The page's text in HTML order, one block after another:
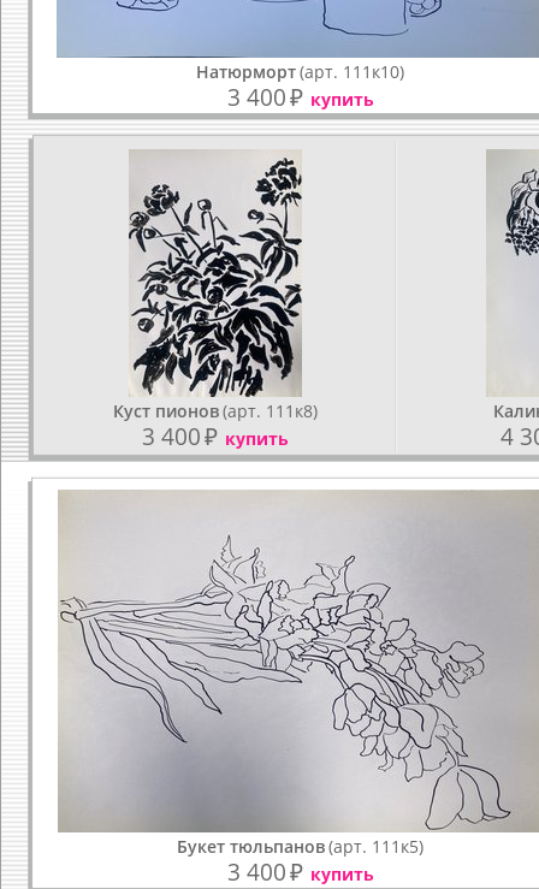
Натюрморт(арт. 111к10)
3 400₽ купить
Куст пионов(арт. 111к8)
3 400₽ купить 4
Букет тюльпанов(арт. 111к5)
3 400₽ купить